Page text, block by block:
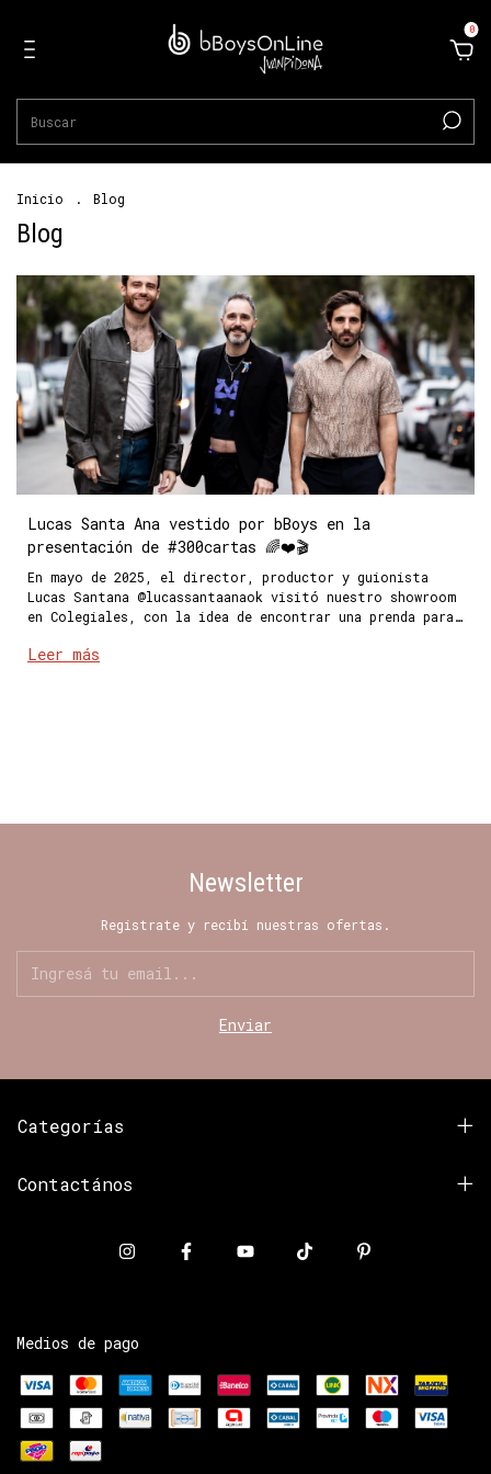
0
Inicio . Blog
Blog
Lucas Santa Ana vestido por bBoys en la
presentación de #300cartas 🌈❤️🎬
En mayo de 2025, el director, productor y guionista
Lucas Santana @lucassantaanaok visitó nuestro showroom
en Colegiales, con la idea de encontrar una prenda para
FRAMELINE
Leer más
Newsletter
Registrate y recibí nuestras ofertas.
Categorías
Contactános
Medios de pago